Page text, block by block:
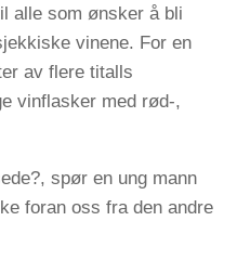
alle som ønsker å bli
vinene. For en
av flere titalls
vinflasker med rød-,
spør en ung mann
foran oss fra den andre